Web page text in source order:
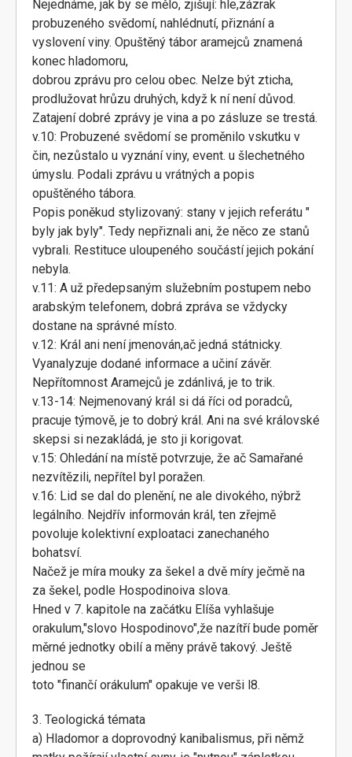
Nejednáme, jak by se mělo, zjišují: hle,zázrak
probuzeného svědomí, nahlédnutí, přiznání a
vyslovení viny. Opuštěný tábor aramejců znamená
konec hladomoru,
dobrou zprávu pro celou obec. Nelze být zticha,
prodlužovat hrůzu druhých, když k ní není důvod.
Zatajení dobré zprávy je vina a po zásluze se trestá.
v.10: Probuzené svědomí se proměnilo vskutku v
čin, nezůstalo u vyznání viny, event. u šlechetného
úmyslu. Podali zprávu u vrátných a popis
opuštěného tábora.
Popis poněkud stylizovaný: stany v jejich referátu "
byly jak byly". Tedy nepřiznali ani, že něco ze stanů
vybrali. Restituce uloupeného součástí jejich pokání
nebyla.
v.11: A už předepsaným služebním postupem nebo
arabským telefonem, dobrá zpráva se vždycky
dostane na správné místo.
v.12: Král ani není jmenován,ač jedná státnicky.
Vyanalyzuje dodané informace a učiní závěr.
Nepřítomnost Aramejců je zdánlivá, je to trik.
v.13-14: Nejmenovaný král si dá říci od poradců,
pracuje týmově, je to dobrý král. Ani na své královské
skepsi si nezakládá, je sto ji korigovat.
v.15: Ohledání na místě potvrzuje, že ač Samařané
nezvítězili, nepřítel byl poražen.
v.16: Lid se dal do plenění, ne ale divokého, nýbrž
legálního. Nejdřív informován král, ten zřejmě
povoluje kolektivní exploataci zanechaného
bohatsví.
Načež je míra mouky za šekel a dvě míry ječmě na
za šekel, podle Hospodinoiva slova.
Hned v 7. kapitole na začátku Elíša vyhlašuje
orakulum,"slovo Hospodinovo",že nazítří bude poměr
měrné jednotky obilí a měny právě takový. Ještě
jednou se
toto "finančí orákulum" opakuje ve verši l8.
3. Teologická témata
a) Hladomor a doprovodný kanibalismus, při němž